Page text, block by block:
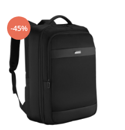
-45%